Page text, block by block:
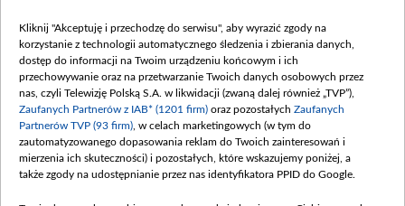
Procedura zgłoszeń wewnętrznych
Kliknij "Akceptuję i przechodzę do serwisu", aby wyrazić zgody na
korzystanie z technologii automatycznego śledzenia i zbierania danych,
dostęp do informacji na Twoim urządzeniu końcowym i ich
przechowywanie oraz na przetwarzanie Twoich danych osobowych przez
nas, czyli Telewizję Polską S.A. w likwidacji (zwaną dalej również „TVP”),
Zaufanych Partnerów z IAB* (1201 firm) oraz pozostałych Zaufanych
Partnerów TVP (93 firm) , w celach marketingowych (w tym do
zautomatyzowanego dopasowania reklam do Twoich zainteresowań i
mierzenia ich skuteczności) i pozostałych, które wskazujemy poniżej, a
także zgody na udostępnianie przez nas identyfikatora PPID do Google.